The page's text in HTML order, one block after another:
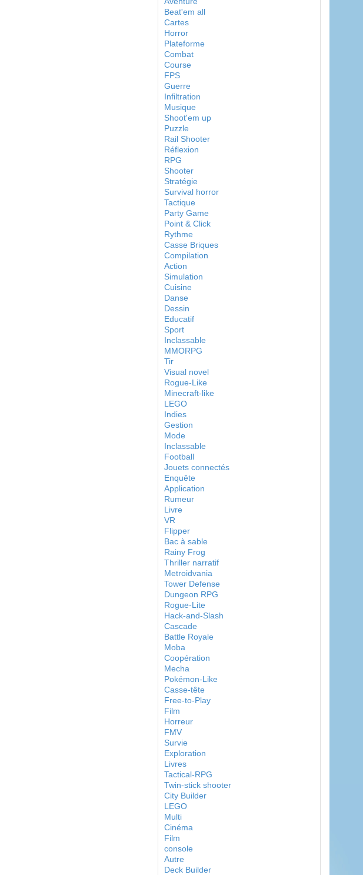
Beat'em all
Cartes
Horror
Plateforme
Combat
Course
FPS
Guerre
Infiltration
Musique
Shoot'em up
Puzzle
Rail Shooter
Réflexion
RPG
Shooter
Stratégie
Survival horror
Tactique
Party Game
Point & Click
Rythme
Casse Briques
Compilation
Action
Simulation
Cuisine
Danse
Dessin
Educatif
Sport
Inclassable
MMORPG
Tir
Visual novel
Rogue-Like
Minecraft-like
LEGO
Indies
Gestion
Mode
Inclassable
Football
Jouets connectés
Enquête
Application
Rumeur
Livre
VR
Flipper
Bac à sable
Rainy Frog
Thriller narratif
Metroidvania
Tower Defense
Dungeon RPG
Rogue-Lite
Hack-and-Slash
Cascade
Battle Royale
Moba
Coopération
Mecha
Pokémon-Like
Casse-tête
Free-to-Play
Film
Horreur
FMV
Survie
Exploration
Livres
Tactical-RPG
Twin-stick shooter
City Builder
LEGO
Multi
Cinéma
Film
console
Autre
Deck Builder